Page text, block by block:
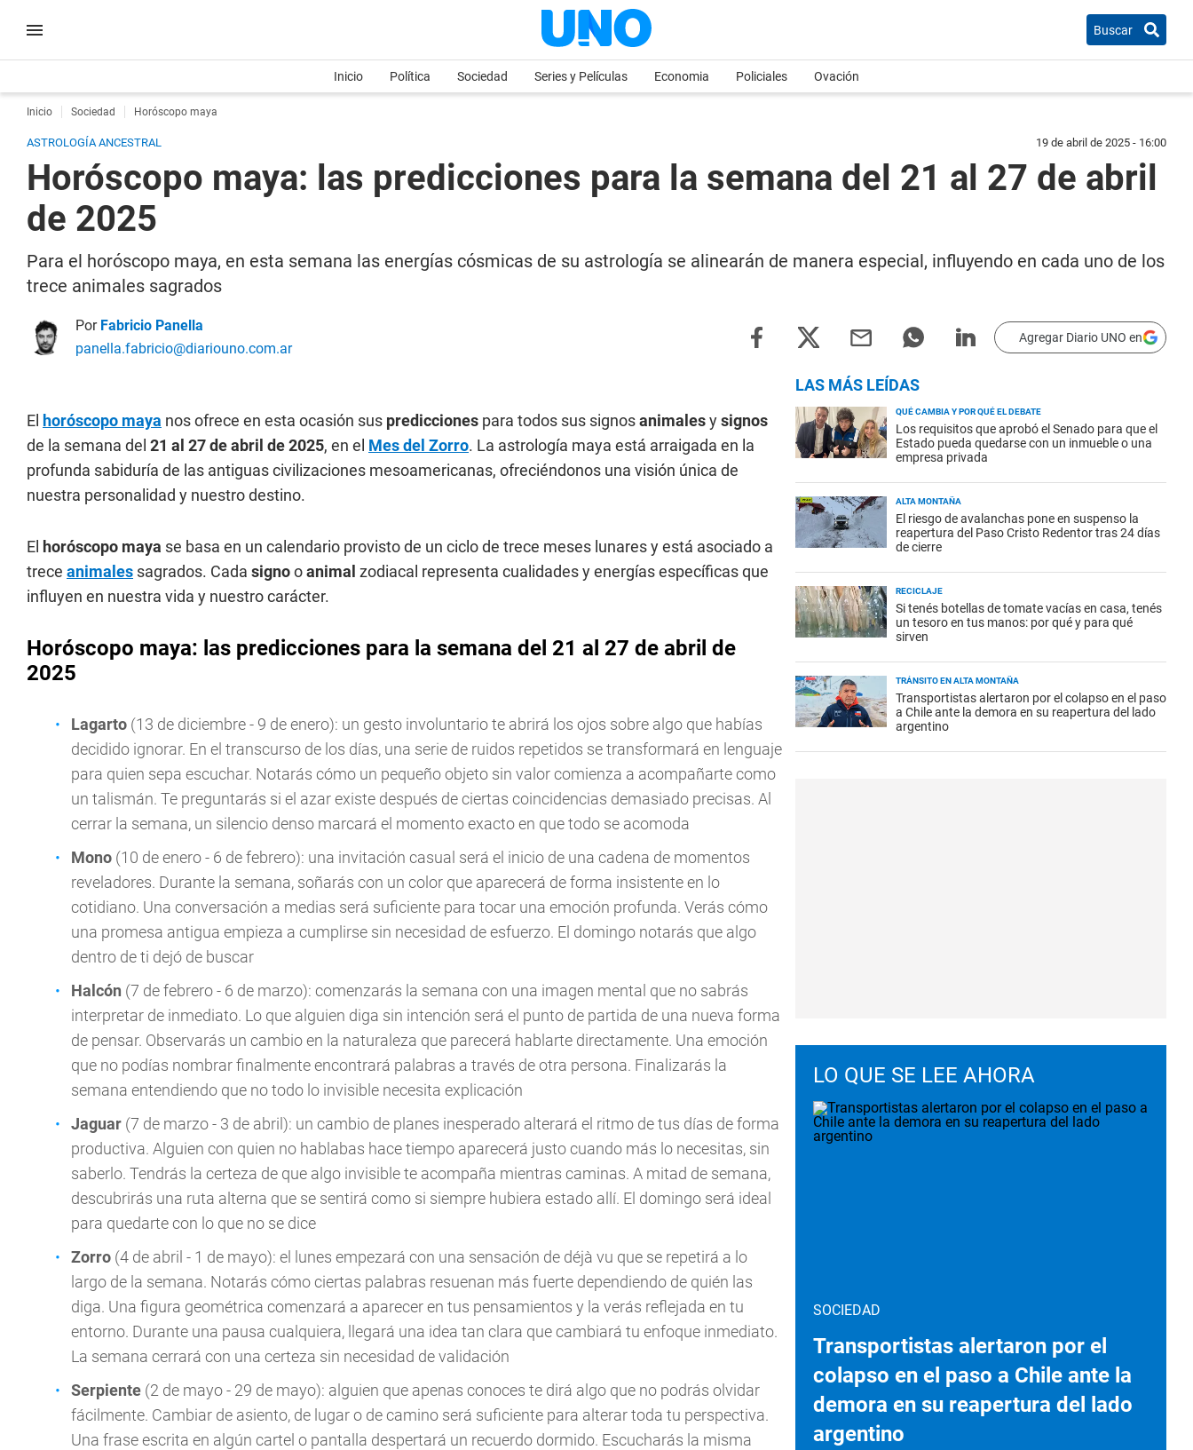
Buscar
Inicio Política Sociedad Series y Películas Economia Policiales Ovación
Inicio Sociedad Horóscopo maya
ASTROLOGÍA ANCESTRAL 19 de abril de 2025 - 16:00
Horóscopo maya: las predicciones para la semana del 21 al 27 de abril
de 2025
Para el horóscopo maya, en esta semana las energías cósmicas de su astrología se alinearán de manera especial, influyendo en cada uno de los
trece animales sagrados
Por Fabricio Panella
panella.fabricio@diariouno.com.ar
Agregar Diario UNO en
El horóscopo maya nos ofrece en esta ocasión sus predicciones para todos sus signosanimalesysignos
de la semana del 21 al 27 de abril de 2025, en el Mes del Zorro. La astrología maya está arraigada en la
profunda sabiduría de las antiguas civilizaciones mesoamericanas, ofreciéndonos una visión única de
nuestra personalidad y nuestro destino.
El horóscopo maya se basa en un calendario provisto de un ciclo de trece meses lunares y está asociado a
trece animales sagrados. Cada signooanimal zodiacal representa cualidades y energías específicas que
influyen en nuestra vida y nuestro carácter.
Horóscopo maya: las predicciones para la semana del 21 al 27 de abril de
2025
Lagarto (13 de diciembre - 9 de enero): un gesto involuntario te abrirá los ojos sobre algo que habías
decidido ignorar. En el transcurso de los días, una serie de ruidos repetidos se transformará en lenguaje
para quien sepa escuchar. Notarás cómo un pequeño objeto sin valor comienza a acompañarte como
un talismán. Te preguntarás si el azar existe después de ciertas coincidencias demasiado precisas. Al
cerrar la semana, un silencio denso marcará el momento exacto en que todo se acomoda
Mono (10 de enero - 6 de febrero): una invitación casual será el inicio de una cadena de momentos
reveladores. Durante la semana, soñarás con un color que aparecerá de forma insistente en lo
cotidiano. Una conversación a medias será suficiente para tocar una emoción profunda. Verás cómo
una promesa antigua empieza a cumplirse sin necesidad de esfuerzo. El domingo notarás que algo
dentro de ti dejó de buscar
Halcón (7 de febrero - 6 de marzo): comenzarás la semana con una imagen mental que no sabrás
interpretar de inmediato. Lo que alguien diga sin intención será el punto de partida de una nueva forma
de pensar. Observarás un cambio en la naturaleza que parecerá hablarte directamente. Una emoción
que no podías nombrar finalmente encontrará palabras a través de otra persona. Finalizarás la
semana entendiendo que no todo lo invisible necesita explicación
Jaguar (7 de marzo - 3 de abril): un cambio de planes inesperado alterará el ritmo de tus días de forma
productiva. Alguien con quien no hablabas hace tiempo aparecerá justo cuando más lo necesitas, sin
saberlo. Tendrás la certeza de que algo invisible te acompaña mientras caminas. A mitad de semana,
descubrirás una ruta alterna que se sentirá como si siempre hubiera estado allí. El domingo será ideal
para quedarte con lo que no se dice
Zorro (4 de abril - 1 de mayo): el lunes empezará con una sensación de déjà vu que se repetirá a lo
largo de la semana. Notarás cómo ciertas palabras resuenan más fuerte dependiendo de quién las
diga. Una figura geométrica comenzará a aparecer en tus pensamientos y la verás reflejada en tu
entorno. Durante una pausa cualquiera, llegará una idea tan clara que cambiará tu enfoque inmediato.
La semana cerrará con una certeza sin necesidad de validación
Serpiente (2 de mayo - 29 de mayo): alguien que apenas conoces te dirá algo que no podrás olvidar
fácilmente. Cambiar de asiento, de lugar o de camino será suficiente para alterar toda tu perspectiva.
Una frase escrita en algún cartel o pantalla despertará un recuerdo dormido. Escucharás la misma
LAS MÁS LEÍDAS
QUÉ CAMBIA Y POR QUÉ EL DEBATE
Los requisitos que aprobó el Senado para que el
Estado pueda quedarse con un inmueble o una
empresa privada
ALTA MONTAÑA
El riesgo de avalanchas pone en suspenso la
reapertura del Paso Cristo Redentor tras 24 días
de cierre
RECICLAJE
Si tenés botellas de tomate vacías en casa, tenés
un tesoro en tus manos: por qué y para qué
sirven
TRÁNSITO EN ALTA MONTAÑA
Transportistas alertaron por el colapso en el paso
a Chile ante la demora en su reapertura del lado
argentino
LO QUE SE LEE AHORA
SOCIEDAD
Transportistas alertaron por el
colapso en el paso a Chile ante la
demora en su reapertura del lado
argentino